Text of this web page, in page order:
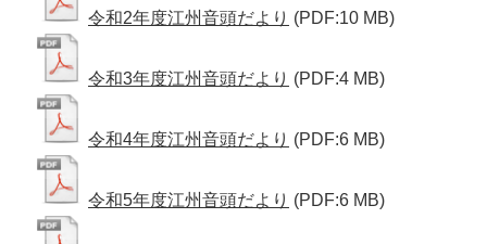
令和2年度江州音頭だより (PDF:10 MB)
令和3年度江州音頭だより (PDF:4 MB)
令和4年度江州音頭だより (PDF:6 MB)
令和5年度江州音頭だより (PDF:6 MB)